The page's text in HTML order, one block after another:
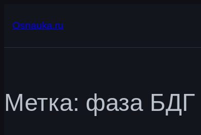
Osnauka.ru
Метка: фаза БДГ